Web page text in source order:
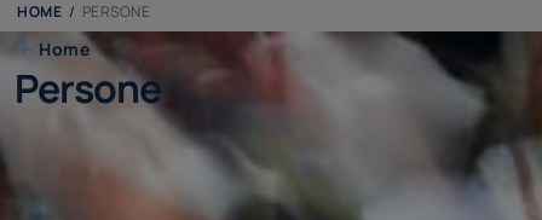
HOME / PERSONE
Home
Persone